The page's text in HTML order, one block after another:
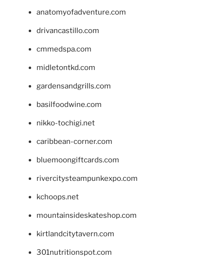
anatomyofadventure.com
drivancastillo.com
cmmedspa.com
midletontkd.com
gardensandgrills.com
basilfoodwine.com
nikko-tochigi.net
caribbean-corner.com
bluemoongiftcards.com
rivercitysteampunkexpo.com
kchoops.net
mountainsideskateshop.com
kirtlandcitytavern.com
301nutritionspot.com